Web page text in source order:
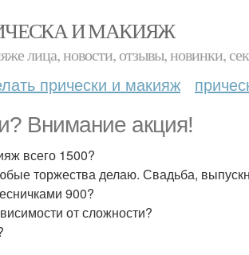
И МАКИЯЖ
лица, новости, отзывы, новинки,
прически и макияж
Внимание акция!
всего 1500?
торжества делаю. Свадьба,
900?
от сложности?